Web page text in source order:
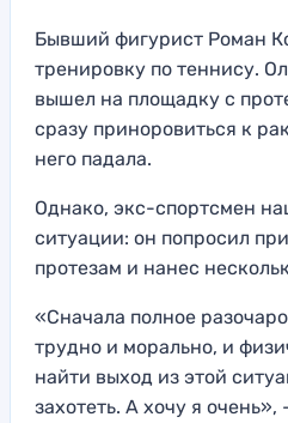
Бывший фигурист Роман
тренировку по теннису.
вышел на площадку с
сразу приноровиться к
него падала.
Однако, экс-спортсмен
ситуации: он попросил
протезам и нанес
«Сначала полное
трудно и морально, и
найти выход из этой
захотеть. А хочу я